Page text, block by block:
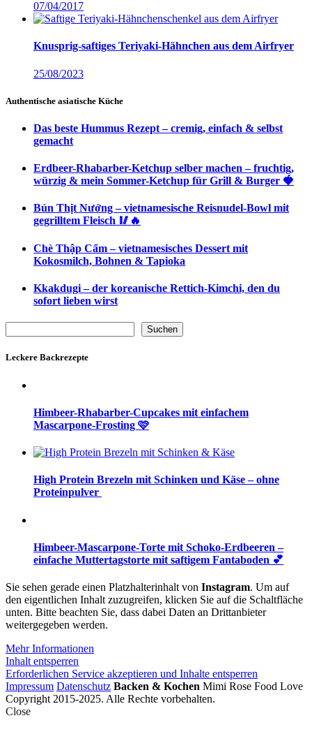
07/04/2017
Knusprig-saftiges Teriyaki-Hähnchen aus dem Airfryer
25/08/2023
Authentische asiatische Küche
Das beste Hummus Rezept – cremig, einfach & selbst
gemacht
Erdbeer-Rhabarber-Ketchup selber machen – fruchtig,
würzig & mein Sommer-Ketchup für Grill & Burger 🍓
Bún Thịt Nướng – vietnamesische Reisnudel-Bowl mit
gegrilltem Fleisch 🥢🔥
Chè Thập Cẩm – vietnamesisches Dessert mit
Kokosmilch, Bohnen & Tapioka
Kkakdugi – der koreanische Rettich-Kimchi, den du
sofort lieben wirst
Suchen
Leckere Backrezepte
Himbeer-Rhabarber-Cupcakes mit einfachem
Mascarpone-Frosting 🩷
High Protein Brezeln mit Schinken und Käse – ohne
Proteinpulver
Himbeer-Mascarpone-Torte mit Schoko-Erdbeeren –
einfache Muttertagstorte mit saftigem Fantaboden 💕
Sie sehen gerade einen Platzhalterinhalt von Instagram. Um auf
den eigentlichen Inhalt zuzugreifen, klicken Sie auf die Schaltfläche
unten. Bitte beachten Sie, dass dabei Daten an Drittanbieter
weitergegeben werden.
Mehr Informationen
Inhalt entsperren
Erforderlichen Service akzeptieren und Inhalte entsperren
Impressum Datenschutz Backen & Kochen Mimi Rose Food Love
Copyright 2015-2025. Alle Rechte vorbehalten.
Close